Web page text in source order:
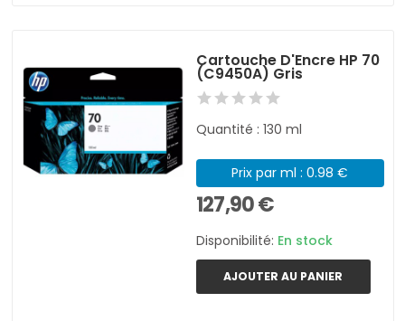
Cartouche D'Encre HP 70
(C9450A) Gris
Quantité : 130 ml
Prix par ml : 0.98 €
127,90 €
Disponibilité: En stock
AJOUTER AU PANIER